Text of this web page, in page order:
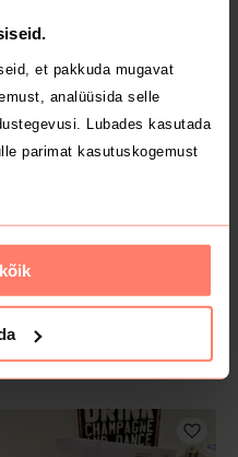
et pakkuda mugavat
analüüsida selle
Lubades kasutada
parimat kasutuskogemust
15 €
Muu
25 €